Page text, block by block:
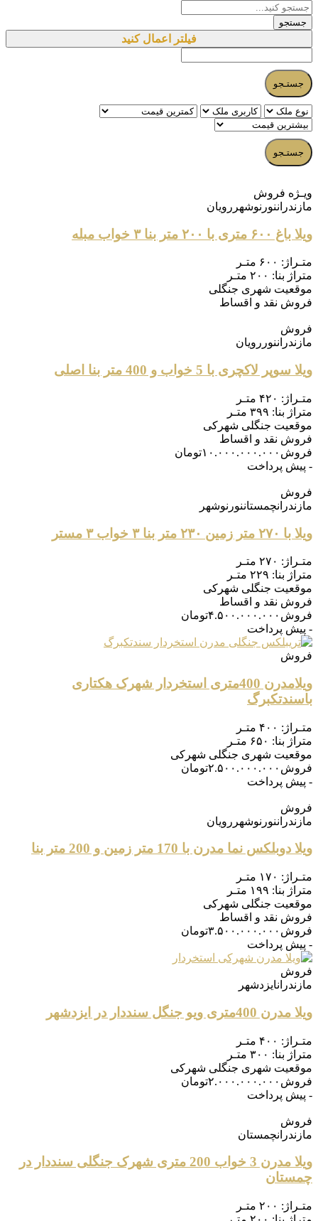
جستجو
فیلتر اعمال کنید
ویـژه فروش
مازندراننور نوشهر رویان
ویلا باغ ۶۰۰ متری با ۲۰۰ متر بنا ۳ خواب مبله
متـراژ: ۶۰۰ متـر
متراژ بنا: ۲۰۰ متـر
موقعیت شهری جنگلی
فروش نقد و اقساط
فروش
مازندراننور رویان
ویلا سوپر لاکچری با 5 خواب و 400 متر بنا اصلی
متـراژ: ۴۲۰ متـر
متراژ بنا: ۳۹۹ متـر
موقعیت جنگلی شهرکی
فروش نقد و اقساط
فروش ۱۰.۰۰۰.۰۰۰.۰۰۰تومان
- پیش پرداخت
فروش
مازندرانچمستاننور نوشهر
ویلا با ۲۷۰ متر زمین ۲۳۰ متر بنا ۳ خواب ۳ مستر
متـراژ: ۲۷۰ متـر
متراژ بنا: ۲۲۹ متـر
موقعیت جنگلی شهرکی
فروش نقد و اقساط
فروش ۴.۵۰۰.۰۰۰.۰۰۰تومان
- پیش پرداخت
فروش
ویلامدرن 400متری استخردار شهرک هکتاری
باسندتکبرگ
متـراژ: ۴۰۰ متـر
متراژ بنا: ۶۵۰ متـر
موقعیت شهری جنگلی شهرکی
فروش ۲.۵۰۰.۰۰۰.۰۰۰تومان
- پیش پرداخت
فروش
مازندراننور نوشهر رویان
ویلا دوبلکس نما مدرن با 170 متر زمین و 200 متر بنا
متـراژ: ۱۷۰ متـر
متراژ بنا: ۱۹۹ متـر
موقعیت جنگلی شهرکی
فروش نقد و اقساط
فروش ۳.۵۰۰.۰۰۰.۰۰۰تومان
- پیش پرداخت
فروش
مازندرانایزدشهر
ویلا مدرن 400متری ویو جنگل سنددار در ایزدشهر
متـراژ: ۴۰۰ متـر
متراژ بنا: ۳۰۰ متـر
موقعیت شهری جنگلی شهرکی
فروش ۲.۰۰۰.۰۰۰.۰۰۰تومان
- پیش پرداخت
فروش
مازندرانچمستان
ویلا مدرن 3 خواب 200 متری شهرک جنگلی سنددار در
چمستان
متـراژ: ۲۰۰ متـر